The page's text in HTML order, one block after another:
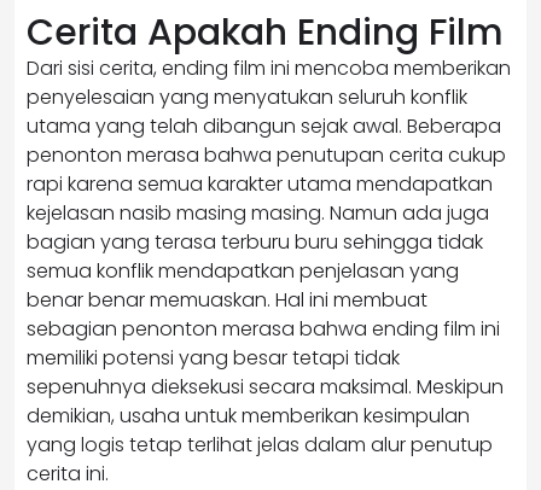
Cerita Apakah Ending Film
Dari sisi cerita, ending film ini mencoba memberikan
penyelesaian yang menyatukan seluruh konflik
utama yang telah dibangun sejak awal. Beberapa
penonton merasa bahwa penutupan cerita cukup
rapi karena semua karakter utama mendapatkan
kejelasan nasib masing masing. Namun ada juga
bagian yang terasa terburu buru sehingga tidak
semua konflik mendapatkan penjelasan yang
benar benar memuaskan. Hal ini membuat
sebagian penonton merasa bahwa ending film ini
memiliki potensi yang besar tetapi tidak
sepenuhnya dieksekusi secara maksimal. Meskipun
demikian, usaha untuk memberikan kesimpulan
yang logis tetap terlihat jelas dalam alur penutup
cerita ini.